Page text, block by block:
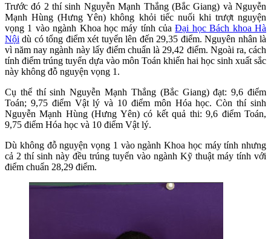
Trước đó 2 thí sinh Nguyễn Mạnh Thắng (Bắc Giang) và Nguyễn
Mạnh Hùng (Hưng Yên) không khỏi tiếc nuối khi trượt nguyện
vọng 1 vào ngành Khoa học máy tính củaĐại học Bách khoa Hà
Nội dù có tổng điểm xét tuyển lên đến 29,35 điểm. Nguyên nhân là
vì năm nay ngành này lấy điểm chuẩn là 29,42 điểm. Ngoài ra, cách
tính điểm trúng tuyển dựa vào môn Toán khiến hai học sinh xuất sắc
này không đỗ nguyện vọng 1.
Cụ thể thí sinh Nguyễn Mạnh Thắng (Bắc Giang) đạt: 9,6 điểm
Toán; 9,75 điểm Vật lý và 10 điểm môn Hóa học. Còn thí sinh
Nguyễn Mạnh Hùng (Hưng Yên) có kết quả thi: 9,6 điểm Toán,
9,75 điểm Hóa học và 10 điểm Vật lý.
Dù không đỗ nguyện vọng 1 vào ngành Khoa học máy tính nhưng
cả 2 thí sinh này đều trúng tuyển vào ngành Kỹ thuật máy tính với
điểm chuẩn 28,29 điểm.